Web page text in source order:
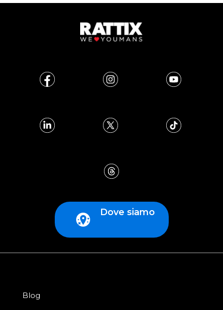
Dove siamo
Blog